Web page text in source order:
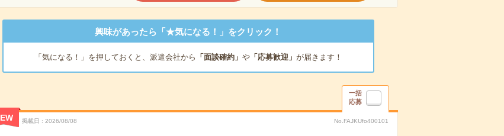
興味があったら「★気になる！」をクリック！
「気になる！」を押しておくと、派遣会社から 「面談確約」 や「応募歓迎」 が届きます！
一括
応募
掲載日 2026/08/08 No.FAJKUfo400101